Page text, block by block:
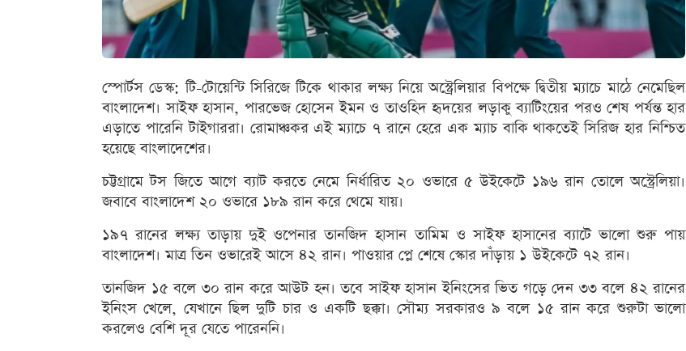
স্পোর্টস ডেস্ক: টি-টোয়েন্টি সিরিজে টিকে থাকার লক্ষ্য নিয়ে অস্ট্রেলিয়ার বিপক্ষে দ্বিতীয় ম্যাচে মাঠে নেমেছিল
বাংলাদেশ। সাইফ হাসান, পারভেজ হোসেন ইমন ও তাওহিদ হৃদয়ের লড়াকু ব্যাটিংয়ের পরও শেষ পর্যন্ত হার
এড়াতে পারেনি টাইগাররা। রোমাঞ্চকর এই ম্যাচে ৭ রানে হেরে এক ম্যাচ বাকি থাকতেই সিরিজ হার নিশ্চিত
হয়েছে বাংলাদেশের।
চট্টগ্রামে টস জিতে আগে ব্যাট করতে নেমে নির্ধারিত ২০ ওভারে ৫ উইকেটে ১৯৬ রান তোলে অস্ট্রেলিয়া।
জবাবে বাংলাদেশ ২০ ওভারে ১৮৯ রান করে থেমে যায়।
১৯৭ রানের লক্ষ্য তাড়ায় দুই ওপেনার তানজিদ হাসান তামিম ও সাইফ হাসানের ব্যাটে ভালো শুরু পায়
বাংলাদেশ। মাত্র তিন ওভারেই আসে ৪২ রান। পাওয়ার প্লে শেষে স্কোর দাঁড়ায় ১ উইকেটে ৭২ রান।
তানজিদ ১৫ বলে ৩০ রান করে আউট হন। তবে সাইফ হাসান ইনিংসের ভিত গড়ে দেন ৩৩ বলে ৪২ রানের
ইনিংস খেলে, যেখানে ছিল দুটি চার ও একটি ছক্কা। সৌম্য সরকারও ৯ বলে ১৫ রান করে শুরুটা ভালো
করলেও বেশি দূর যেতে পারেননি।